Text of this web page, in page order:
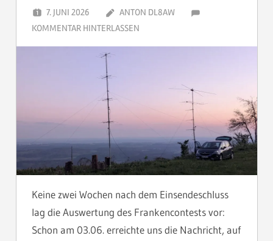
7. JUNI 2026
ANTON DL8AW
KOMMENTAR HINTERLASSEN
Keine zwei Wochen nach dem Einsendeschluss
lag die Auswertung des Frankencontests vor:
Schon am 03.06. erreichte uns die Nachricht, auf